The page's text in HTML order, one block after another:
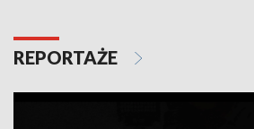
REPORTAŻE